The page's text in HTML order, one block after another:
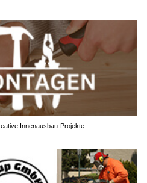
Innenausbau-Projekte